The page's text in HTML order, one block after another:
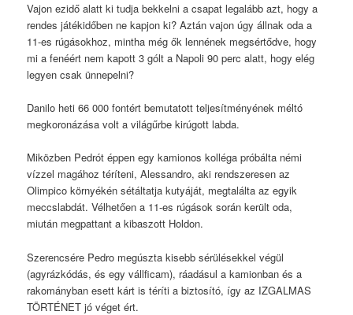
Vajon ezidő alatt ki tudja bekkelni a csapat legalább azt, hogy a
rendes játékidőben ne kapjon ki? Aztán vajon úgy állnak oda a
11-es rúgásokhoz, mintha még ők lennének megsértődve, hogy
mi a fenéért nem kapott 3 gólt a Napoli 90 perc alatt, hogy elég
legyen csak ünnepelni?
Danilo heti 66 000 fontért bemutatott teljesítményének méltó
megkoronázása volt a világűrbe kirúgott labda.
Miközben Pedrót éppen egy kamionos kolléga próbálta némi
vízzel magához téríteni, Alessandro, aki rendszeresen az
Olimpico környékén sétáltatja kutyáját, megtalálta az egyik
meccslabdát. Vélhetően a 11-es rúgások során került oda,
miután megpattant a kibaszott Holdon.
Szerencsére Pedro megúszta kisebb sérülésekkel végül
(agyrázkódás, és egy vállficam), ráadásul a kamionban és a
rakományban esett kárt is téríti a biztosító, így az IZGALMAS
TÖRTÉNET jó véget ért.